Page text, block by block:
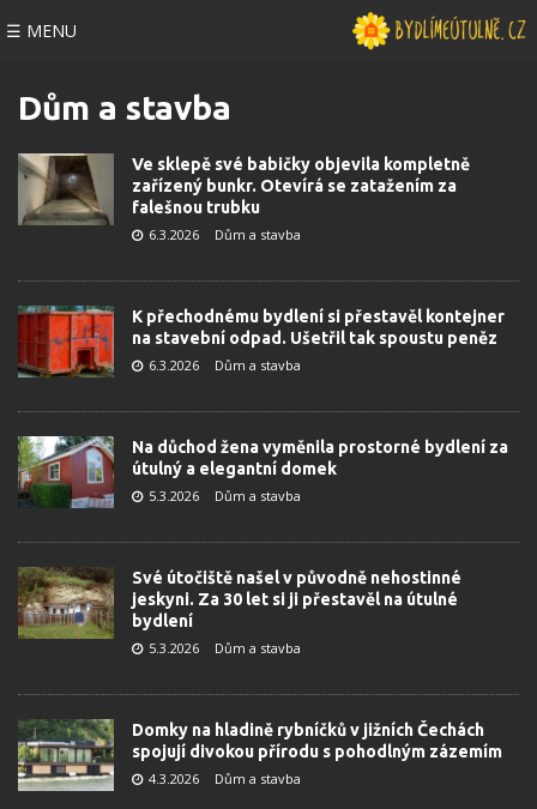
☰ MENU
Dům a stavba
Ve sklepě své babičky objevila kompletně
zařízený bunkr. Otevírá se zatažením za
falešnou trubku
6.3.2026 Dům a stavba
K přechodnému bydlení si přestavěl kontejner
na stavební odpad. Ušetřil tak spoustu peněz
6.3.2026 Dům a stavba
Na důchod žena vyměnila prostorné bydlení za
útulný a elegantní domek
5.3.2026 Dům a stavba
Své útočiště našel v původně nehostinné
jeskyni. Za 30 let si ji přestavěl na útulné
bydlení
5.3.2026 Dům a stavba
Domky na hladině rybníčků v jižních Čechách
spojují divokou přírodu s pohodlným zázemím
4.3.2026 Dům a stavba